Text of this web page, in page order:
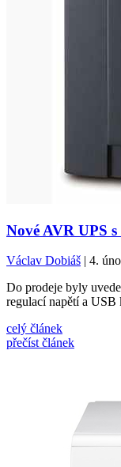
Nové AVR UPS
Václav Dobiáš| 4. únor
Do prodeje byly
regulací napětí a USB
celý článek
přečíst článek